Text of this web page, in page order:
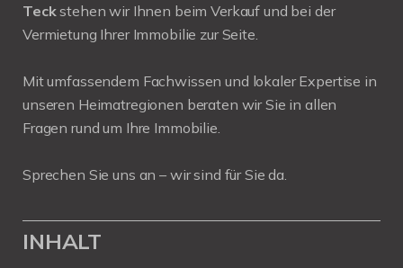
Teckstehen wir Ihnen beim Verkauf und bei der
Vermietung Ihrer Immobilie zur Seite.
Mit umfassendem Fachwissen und lokaler Expertise in
unseren Heimatregionen beraten wir Sie in allen
Fragen rund um Ihre Immobilie.
Sprechen Sie uns an – wir sind für Sie da.
INHALT